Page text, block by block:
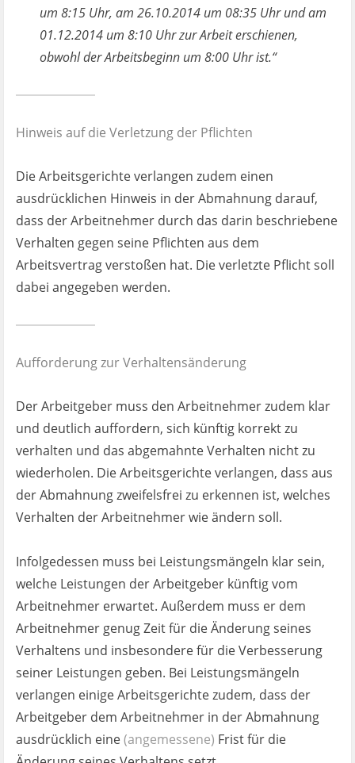
um 8:15 Uhr, am 26.10.2014 um 08:35 Uhr und am
01.12.2014 um 8:10 Uhr zur Arbeit erschienen,
obwohl der Arbeitsbeginn um 8:00 Uhr ist.“
Hinweis auf die Verletzung der Pflichten
Die Arbeitsgerichte verlangen zudem einen
ausdrücklichen Hinweis in der Abmahnung darauf,
dass der Arbeitnehmer durch das darin beschriebene
Verhalten gegen seine Pflichten aus dem
Arbeitsvertrag verstoßen hat. Die verletzte Pflicht soll
dabei angegeben werden.
Aufforderung zur Verhaltensänderung
Der Arbeitgeber muss den Arbeitnehmer zudem klar
und deutlich auffordern, sich künftig korrekt zu
verhalten und das abgemahnte Verhalten nicht zu
wiederholen. Die Arbeitsgerichte verlangen, dass aus
der Abmahnung zweifelsfrei zu erkennen ist, welches
Verhalten der Arbeitnehmer wie ändern soll.
Infolgedessen muss bei Leistungsmängeln klar sein,
welche Leistungen der Arbeitgeber künftig vom
Arbeitnehmer erwartet. Außerdem muss er dem
Arbeitnehmer genug Zeit für die Änderung seines
Verhaltens und insbesondere für die Verbesserung
seiner Leistungen geben. Bei Leistungsmängeln
verlangen einige Arbeitsgerichte zudem, dass der
Arbeitgeber dem Arbeitnehmer in der Abmahnung
ausdrücklich eine(angemessene) Frist für die